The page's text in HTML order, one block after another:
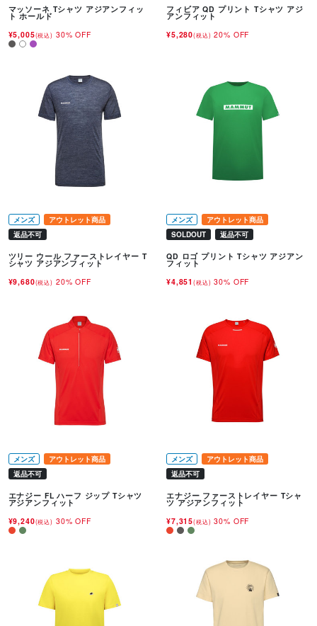
マッソーネ Tシャツ アジアンフィッ
ト ホールド
¥5,005(税込) 30% OFF
フィビア QD プリント Tシャツ アジ
アンフィット
¥5,280(税込) 20% OFF
メンズ
アウトレット商品
返品不可
ツリー ウール ファーストレイヤー T
シャツ アジアンフィット
¥9,680(税込) 20% OFF
メンズ
アウトレット商品
SOLDOUT
返品不可
QD ロゴ プリント Tシャツ アジアン
フィット
¥4,851(税込) 30% OFF
メンズ
アウトレット商品
返品不可
エナジー FL ハーフ ジップ Tシャツ
アジアンフィット
¥9,240(税込) 30% OFF
メンズ
アウトレット商品
返品不可
エナジー ファーストレイヤー Tシャ
ツ アジアンフィット
¥7,315(税込) 30% OFF